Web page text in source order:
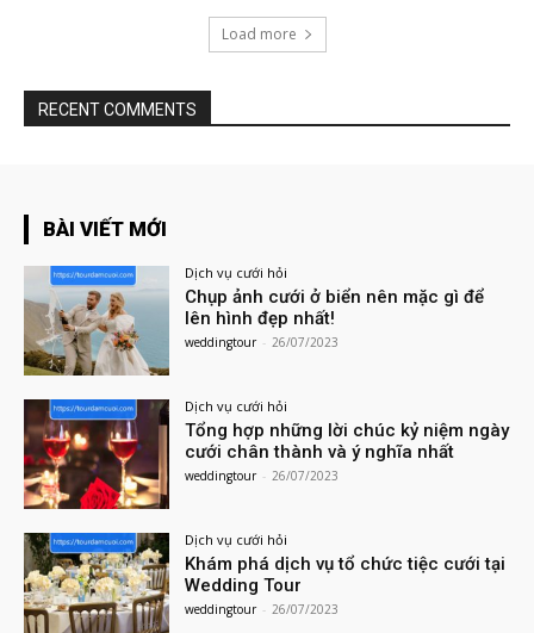
Load more
RECENT COMMENTS
BÀI VIẾT MỚI
Dịch vụ cưới hỏi
Chụp ảnh cưới ở biển nên mặc gì để
lên hình đẹp nhất!
weddingtour - 26/07/2023
Dịch vụ cưới hỏi
Tổng hợp những lời chúc kỷ niệm ngày
cưới chân thành và ý nghĩa nhất
weddingtour - 26/07/2023
Dịch vụ cưới hỏi
Khám phá dịch vụ tổ chức tiệc cưới tại
Wedding Tour
weddingtour - 26/07/2023